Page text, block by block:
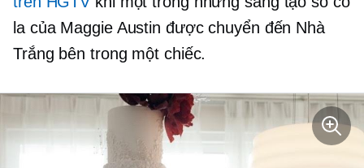
la của Maggie Austin được chuyển đến Nhà
Trắng bên trong một chiếc.